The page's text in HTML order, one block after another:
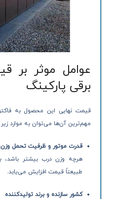
عوامل موثر بر
برقی پارکینگ
قیمت نهایی این محصول به
مهم‌ترین آن‌ها می‌توان به موارد زیر
قدرت موتور و ظرفیت تحمل
هرچه وزن درب بیشتر باشد،
طبیعتاً قیمت افزایش می‌یابد.
کشور سازنده و برند تولیدکننده